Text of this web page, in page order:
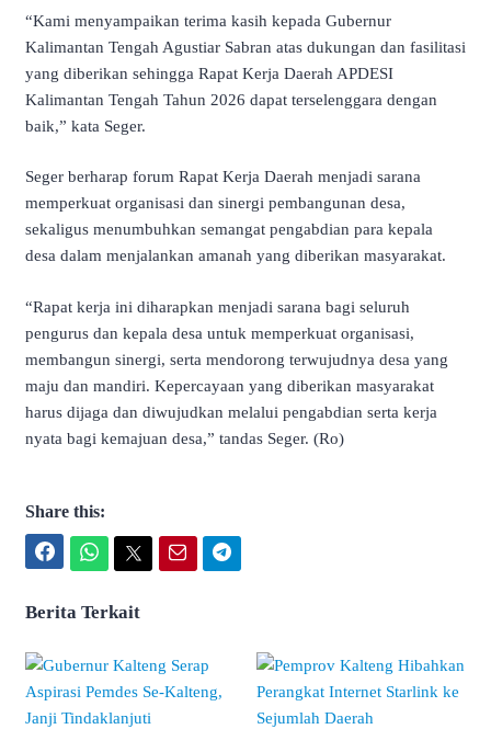
“Kami menyampaikan terima kasih kepada Gubernur
Kalimantan Tengah Agustiar Sabran atas dukungan dan fasilitasi
yang diberikan sehingga Rapat Kerja Daerah APDESI
Kalimantan Tengah Tahun 2026 dapat terselenggara dengan
baik,” kata Seger.
Seger berharap forum Rapat Kerja Daerah menjadi sarana
memperkuat organisasi dan sinergi pembangunan desa,
sekaligus menumbuhkan semangat pengabdian para kepala
desa dalam menjalankan amanah yang diberikan masyarakat.
“Rapat kerja ini diharapkan menjadi sarana bagi seluruh
pengurus dan kepala desa untuk memperkuat organisasi,
membangun sinergi, serta mendorong terwujudnya desa yang
maju dan mandiri. Kepercayaan yang diberikan masyarakat
harus dijaga dan diwujudkan melalui pengabdian serta kerja
nyata bagi kemajuan desa,” tandas Seger. (Ro)
Share this:
Berita Terkait